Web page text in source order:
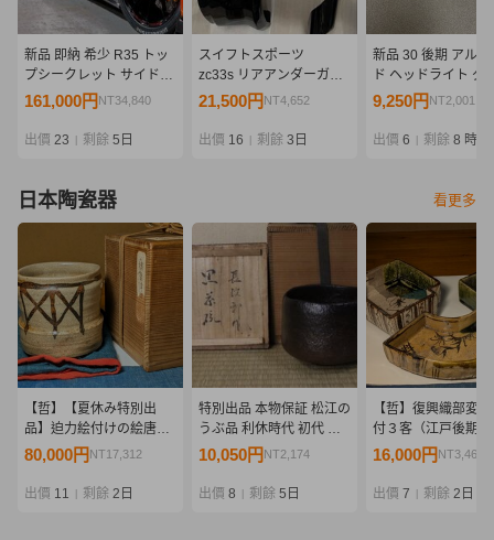
新品 即納 希少 R35 トッ
プシークレット サイドデ
ィフューザー サイドステ
TOPSECRET GT-R
161,000円 NT34,840
出價 23 剩餘 5日
スイフトスポーツ
zc33s リアアンダーガー
ニッシュ 純正オプショ
21,500円 NT4,652
出價 16 剩餘 3日
新品 30 後期 アルフ
ド ヘッドライト グ
社外 ガーニッシュ
9,250円 NT2,001
出價 6 剩餘 8 時
日本陶瓷器 看更多
【哲】【夏休み特別出
品】迫力絵付けの絵唐津
筒茶碗（伝世・桃山時
80,000円 NT17,312
出價 11 剩餘 2日
特別出品 本物保証 松江の
うぶ品 利休時代 初代 楽
吉左衛門 長次郎作 黒茶碗
箱
10,050円 NT2,174
出價 8 剩餘 5日
【哲】復興織部変
付３客（江戸後期）
16,000円 NT3,462
出價 7 剩餘 2日